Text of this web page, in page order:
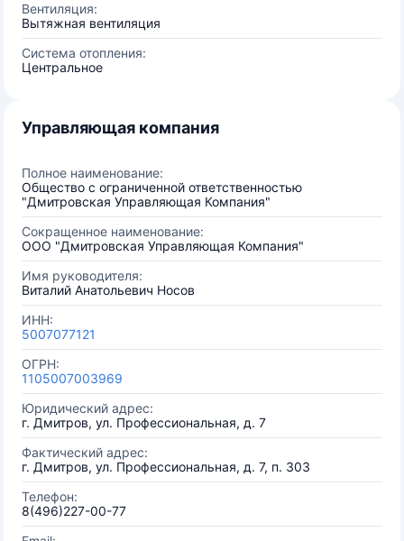
Вентиляция:
Вытяжная вентиляция
Система отопления:
Центральное
Управляющая компания
Полное наименование:
Общество с ограниченной ответственностью
"Дмитровская Управляющая Компания"
Сокращенное наименование:
ООО "Дмитровская Управляющая Компания"
Имя руководителя:
Виталий Анатольевич Носов
ИНН:
5007077121
ОГРН:
1105007003969
Юридический адрес:
г. Дмитров, ул. Профессиональная, д. 7
Фактический адрес:
г. Дмитров, ул. Профессиональная, д. 7, п. 303
Телефон:
8(496)227-00-77